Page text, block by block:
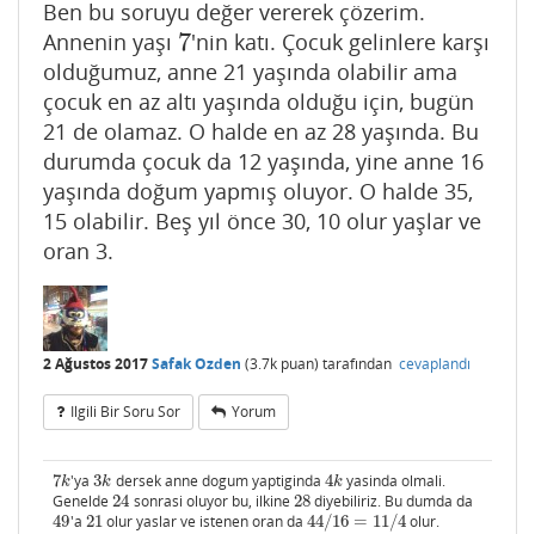
Ben bu soruyu değer vererek çözerim.
Annenin yaşı 7
7'nin katı. Çocuk gelinlere karşı
olduğumuz, anne 21 yaşında olabilir ama
çocuk en az altı yaşında olduğu için, bugün
21 de olamaz. O halde en az 28 yaşında. Bu
durumda çocuk da 12 yaşında, yine anne 16
yaşında doğum yapmış oluyor. O halde 35,
15 olabilir. Beş yıl önce 30, 10 olur yaşlar ve
oran 3.
2 Ağustos 2017Safak Ozden (3.7k puan) tarafından cevaplandı
Ilgili Bir Soru Sor Yorum
7k
7k'ya3k
3k dersek anne dogum yaptiginda 4k
4k yasinda olmali.
Genelde 24
24 sonrasi oluyor bu, ilkine 28
28 diyebiliriz. Bu dumda da
49
49'a 21
21 olur yaslar ve istenen oran da44/16 = 11/4
44/16= 11 /4 olur.